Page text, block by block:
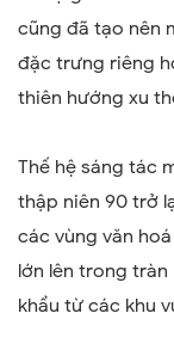
cũng đã tạo nên
đặc trưng riêng
thiên hướng xu
Thế hệ sáng tác
thập niên 90 trở
các vùng văn
lớn lên trong
khẩu từ các khu